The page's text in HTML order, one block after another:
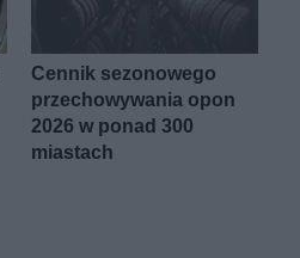
Cennik sezonowego
przechowywania opon
2026 w ponad 300
miastach